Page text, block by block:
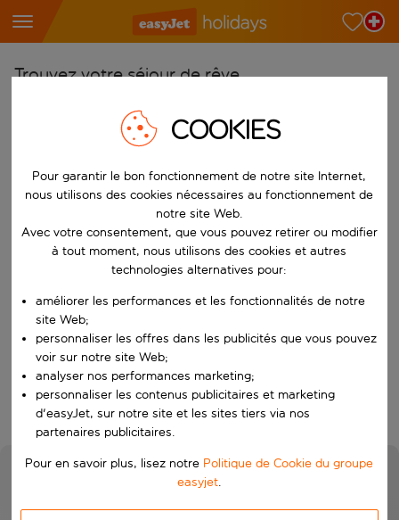
Trouvez votre séjour de rêve
Commencez à taper pour la saisie automatique. Lorsque les
Choisissez votre aéroport
Commencez à taper pour la saisie automatique. Lorsque les
Choisissez votre destination
Vers
Choisissez vos dates
Quand
Qui
Rechercher
COOKIES
Pour garantir le bon fonctionnement de notre site Internet,
nous utilisons des cookies nécessaires au fonctionnement de
notre site Web.
Avec votre consentement, que vous pouvez retirer ou modifier
à tout moment, nous utilisons des cookies et autres
technologies alternatives pour:
améliorer les performances et les fonctionnalités de notre
site Web;
personnaliser les offres dans les publicités que vous pouvez
voir sur notre site Web;
analyser nos performances marketing;
personnaliser les contenus publicitaires et marketing
d'easyJet, sur notre site et les sites tiers via nos
partenaires publicitaires.
Pour en savoir plus, lisez notre Politique de Cookie du groupe
easyjet.